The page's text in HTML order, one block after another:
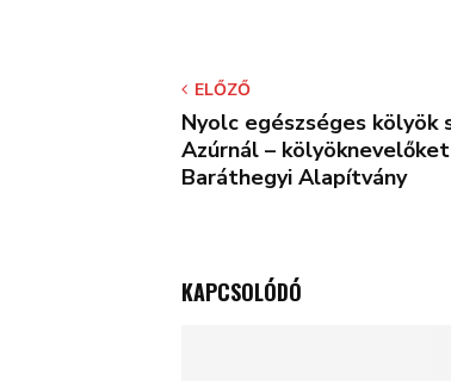
ELŐZŐ
Nyolc egészséges
Azúrnál –
Baráthegyi Alapítvány
KAPCSOLÓDÓ